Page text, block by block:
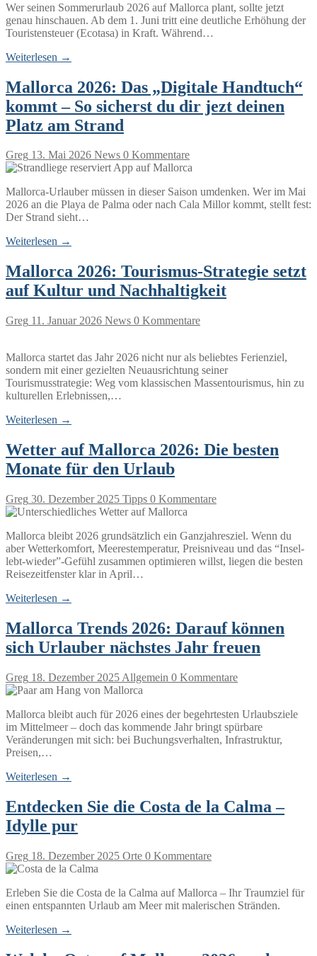
Wer seinen Sommerurlaub 2026 auf Mallorca plant, sollte jetzt
genau hinschauen. Ab dem 1. Juni tritt eine deutliche Erhöhung der
Touristensteuer (Ecotasa) in Kraft. Während…
Weiterlesen →
Mallorca 2026: Das „Digitale Handtuch“
kommt – So sicherst du dir jezt deinen
Platz am Strand
Greg 13. Mai 2026 News 0 Kommentare
Mallorca-Urlauber müssen in dieser Saison umdenken. Wer im Mai
2026 an die Playa de Palma oder nach Cala Millor kommt, stellt fest:
Der Strand sieht…
Weiterlesen →
Mallorca 2026: Tourismus-Strategie setzt
auf Kultur und Nachhaltigkeit
Greg 11. Januar 2026 News 0 Kommentare
Mallorca startet das Jahr 2026 nicht nur als beliebtes Ferienziel,
sondern mit einer gezielten Neuausrichtung seiner
Tourismusstrategie: Weg vom klassischen Massentourismus, hin zu
kulturellen Erlebnissen,…
Weiterlesen →
Wetter auf Mallorca 2026: Die besten
Monate für den Urlaub
Greg 30. Dezember 2025 Tipps 0 Kommentare
Mallorca bleibt 2026 grundsätzlich ein Ganzjahresziel. Wenn du
aber Wetterkomfort, Meerestemperatur, Preisniveau und das “Insel-
lebt-wieder”-Gefühl zusammen optimieren willst, liegen die besten
Reisezeitfenster klar in April…
Weiterlesen →
Mallorca Trends 2026: Darauf können
sich Urlauber nächstes Jahr freuen
Greg 18. Dezember 2025 Allgemein 0 Kommentare
Mallorca bleibt auch für 2026 eines der begehrtesten Urlaubsziele
im Mittelmeer – doch das kommende Jahr bringt spürbare
Veränderungen mit sich: bei Buchungsverhalten, Infrastruktur,
Preisen,…
Weiterlesen →
Entdecken Sie die Costa de la Calma –
Idylle pur
Greg 18. Dezember 2025 Orte 0 Kommentare
Erleben Sie die Costa de la Calma auf Mallorca – Ihr Traumziel für
einen entspannten Urlaub am Meer mit malerischen Stränden.
Weiterlesen →